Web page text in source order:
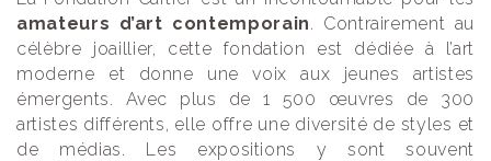
amateurs d’art contemporain
. Contrairement au
célèbre joaillier, cette fondation est dédiée à l’art
moderne et donne une voix aux jeunes artistes
émergents. Avec plus de 1 500 œuvres de 300
artistes différents, elle offre une diversité de styles et
de médias. Les expositions y sont souvent